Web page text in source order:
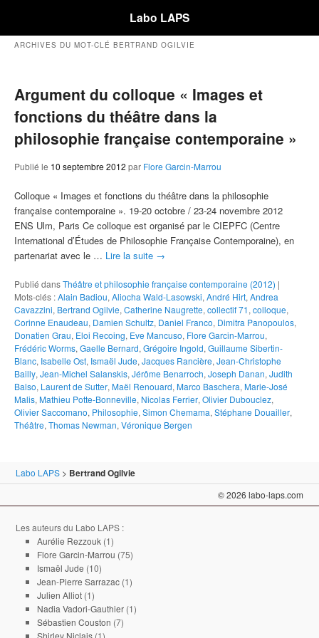
Labo LAPS
ARCHIVES DU MOT-CLÉ BERTRAND OGILVIE
Argument du colloque « Images et
fonctions du théâtre dans la
philosophie française contemporaine »
Publié le 10 septembre 2012 par Flore Garcin-Marrou
Colloque « Images et fonctions du théâtre dans la philosophie
française contemporaine ». 19-20 octobre / 23-24 novembre 2012
ENS Ulm, Paris Ce colloque est organisé par le CIEPFC (Centre
International d’Études de Philosophie Française Contemporaine), en
partenariat avec le … Lire la suite →
Publié dansThéâtre et philosophie française contemporaine (2012) |
Mots-clés :Alain Badiou, Aliocha Wald-Lasowski, André Hirt, Andrea
Cavazzini, Bertrand Ogilvie, Catherine Naugrette, collectif 71, colloque,
Corinne Enaudeau, Damien Schultz, Daniel Franco, Dimitra Panopoulos,
Donatien Grau, Eloi Recoing, Eve Mancuso, Flore Garcin-Marrou,
Frédéric Worms, Gaelle Bernard, Grégoire Ingold, Guillaume Sibertin-
Blanc, Isabelle Ost, Ismaël Jude, Jacques Rancière, Jean-Christophe
Bailly, Jean-Michel Salanskis, Jérôme Benarroch, Joseph Danan, Judith
Balso, Laurent de Sutter, Maël Renouard, Marco Baschera, Marie-José
Malis, Mathieu Potte-Bonneville, Nicolas Ferrier, Olivier Dubouclez,
Olivier Saccomano, Philosophie, Simon Chemama, Stéphane Douailler,
Théâtre, Thomas Newman, Véronique Bergen
Labo LAPS > Bertrand Ogilvie
© 2026 labo-laps.com
Les auteurs du Labo LAPS :
Aurélie Rezzouk (1)
Flore Garcin-Marrou (75)
Ismaël Jude (10)
Jean-Pierre Sarrazac (1)
Julien Alliot (1)
Nadia Vadori-Gauthier (1)
Sébastien Couston (7)
Shirley Niclais (1)